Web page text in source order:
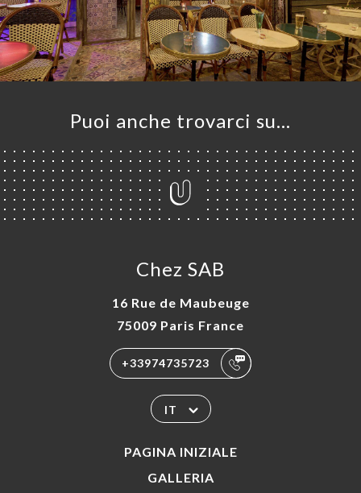
Puoi anche trovarci su…
Chez SAB
16 Rue de Maubeuge
75009 Paris France
+33974735723
IT
PAGINA INIZIALE
GALLERIA